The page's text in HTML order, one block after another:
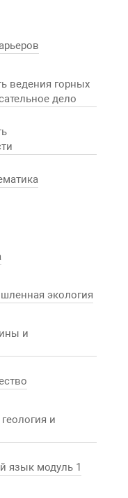
ведения горных
дело
экология
и
и
язык модуль 1